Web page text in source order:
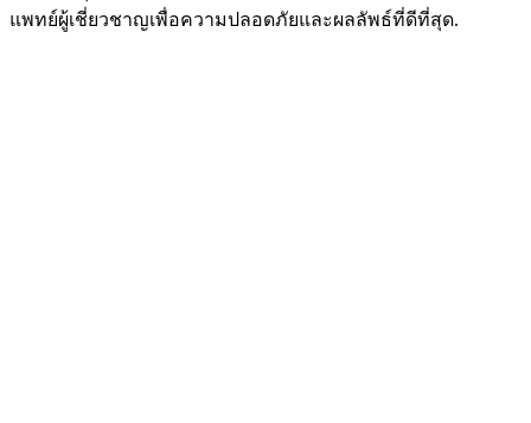
แพทย์ผู้เชี่ยวชาญเพื่อความปลอดภัยและผลลัพธ์ที่ดีที่สุด.